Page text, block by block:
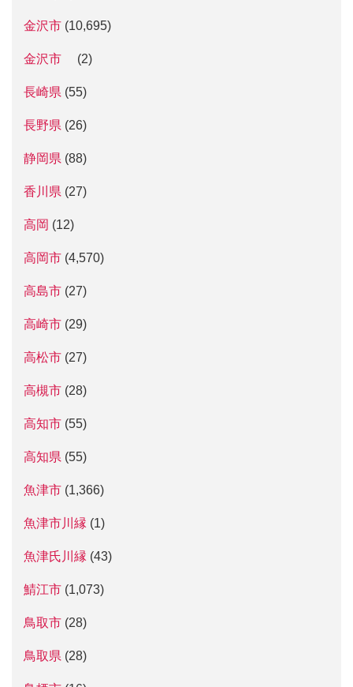
金沢市 (10,695)
金沢市 (2)
長崎県 (55)
長野県 (26)
静岡県 (88)
香川県 (27)
高岡 (12)
高岡市 (4,570)
高島市 (27)
高崎市 (29)
高松市 (27)
高槻市 (28)
高知市 (55)
高知県 (55)
魚津市 (1,366)
魚津市川縁 (1)
魚津氏川縁 (43)
鯖江市 (1,073)
鳥取市 (28)
鳥取県 (28)